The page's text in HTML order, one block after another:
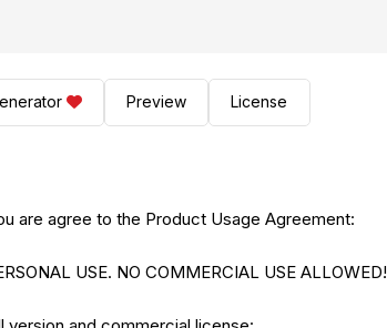
Preview License
are agree to the Product Usage Agreement:
USE. NO COMMERCIAL USE ALLOWED!